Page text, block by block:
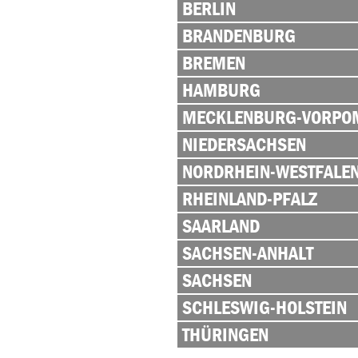
BERLIN
BRANDENBURG
BREMEN
HAMBURG
MECKLENBURG-
NIEDERSACHSEN
NORDRHEIN-
RHEINLAND-PFALZ
SAARLAND
SACHSEN-ANHALT
SACHSEN
SCHLESWIG-HOLSTEIN
THÜRINGEN